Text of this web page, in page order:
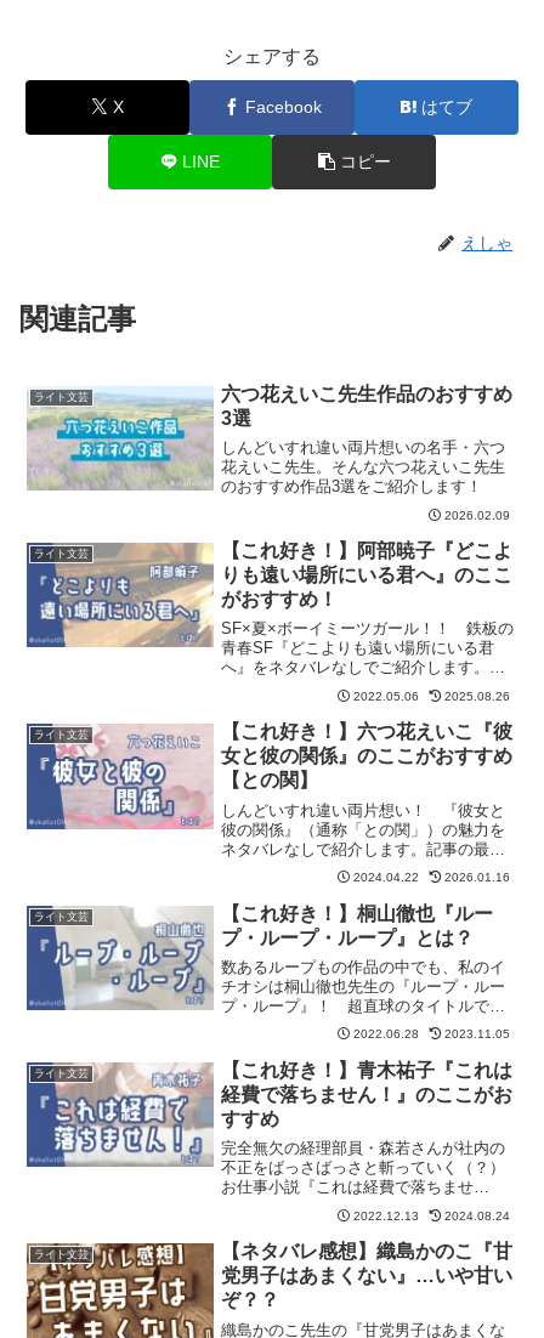
シェアする
X Facebook はてブ
LINE コピー
えしゃ
関連記事
ライト文芸
六つ花えいこ先生作品のおすすめ
3選
しんどいすれ違い両片想いの名手・六つ
花えいこ先生。そんな六つ花えいこ先生
のおすすめ作品3選をご紹介します！
2026.02.09
ライト文芸
【これ好き！】阿部暁子『どこよ
りも遠い場所にいる君へ』のここ
がおすすめ！
SF×夏×ボーイミーツガール！！ 鉄板の
青春SF『どこよりも遠い場所にいる君
へ』をネタバレなしでご紹介します。記
事の最後に『どこよりも遠い場所にいる
君へ』が気に入った方におすすめの作品
も紹介しています。
2022.05.06 2025.08.26
ライト文芸
【これ好き！】六つ花えいこ『彼
女と彼の関係』のここがおすすめ
【との関】
しんどいすれ違い両片想い！ 『彼女と
彼の関係』（通称「との関」）の魅力を
ネタバレなしで紹介します。記事の最後
には「との関」が気に入った方におすす
めの作品も紹介しています。
2024.04.22 2026.01.16
ライト文芸
【これ好き！】桐山徹也『ルー
プ・ループ・ループ』とは？
数あるループもの作品の中でも、私のイ
チオシは桐山徹也先生の『ループ・ルー
プ・ループ』！ 超直球のタイトルです
ね。そんな『ループ・ループ・ループ』
の魅力をネタバレなしでご紹介します。
記事の最後には『ループ・ループ・ルー
プ』が気に入った方におすすめの作品も
紹介しています。
2022.06.28 2023.11.05
ライト文芸
【これ好き！】青木祐子『これは
経費で落ちません！』のここがお
すすめ
完全無欠の経理部員・森若さんが社内の
不正をばっさばっさと斬っていく（？）
お仕事小説『これは経費で落ちませ
ん！』をネタバレなしでご紹介します。
記事の最後には『これは経費で落ちませ
ん！』が気に入った方におすすめの作品
も紹介しています。
2022.12.13 2024.08.24
ライト文芸
【ネタバレ感想】織島かのこ『甘
党男子はあまくない』…いや甘い
ぞ？？
織島かのこ先生の『甘党男子はあまくな